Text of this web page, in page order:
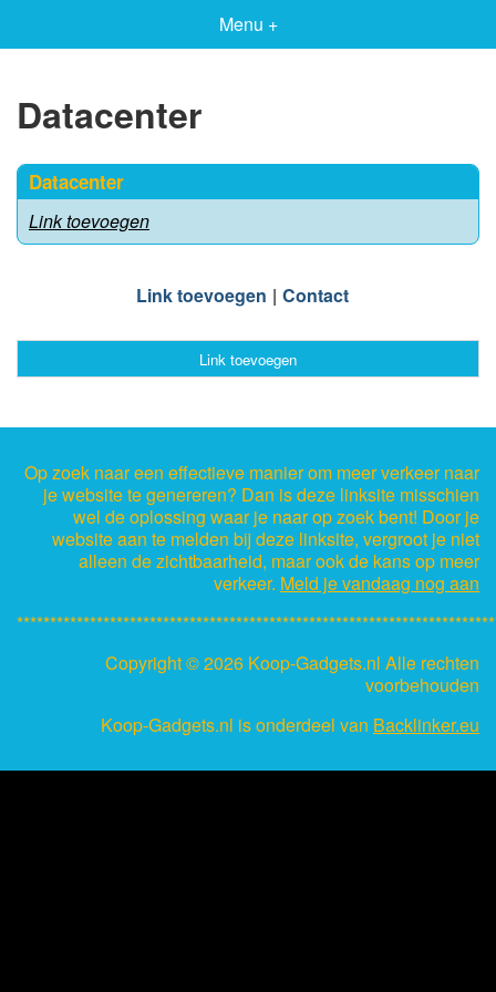
Menu +
Datacenter
Datacenter
Link toevoegen
Link toevoegen Contact
Link toevoegen
Op zoek naar een effectieve manier om meer verkeer naar
je website te genereren? Dan is deze linksite misschien
wel de oplossing waar je naar op zoek bent! Door je
website aan te melden bij deze linksite, vergroot je niet
alleen de zichtbaarheid, maar ook de kans op meer
verkeer. Meld je vandaag nog aan
Copyright ©2026 Koop-Gadgets.nl Alle rechten
voorbehouden
Koop-Gadgets.nl is onderdeel van Backlinker.eu